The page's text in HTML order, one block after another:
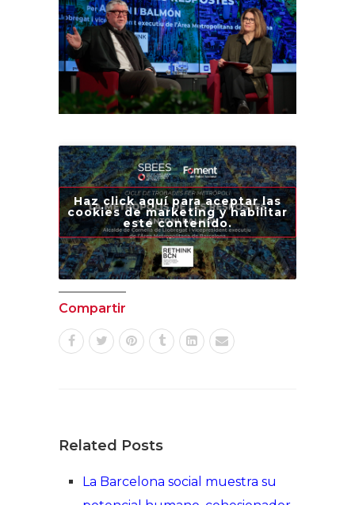
Haz click aquí para aceptar las
cookies de marketing y habilitar
este contenido.
Compartir
Related Posts
La Barcelona social muestra su